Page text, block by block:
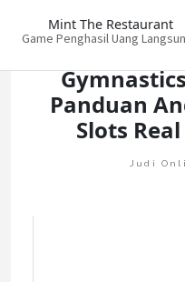
Mint The Restaurant
Game Penghasil Uang
Panduan
Slots
Judi